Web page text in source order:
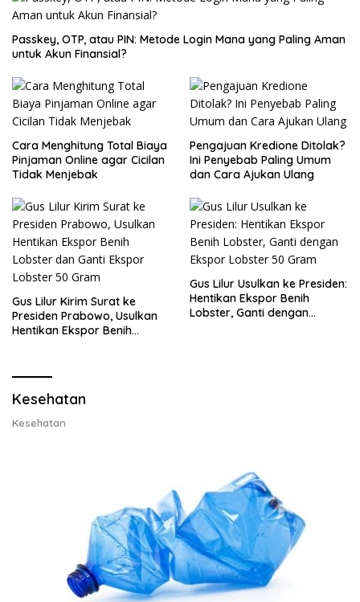
Passkey, OTP, atau PIN: Metode Login Mana yang Paling Aman
untuk Akun Finansial?
Cara Menghitung Total Biaya
Pinjaman Online agar Cicilan
Tidak Menjebak
Pengajuan Kredione Ditolak?
Ini Penyebab Paling Umum
dan Cara Ajukan Ulang
Gus Lilur Kirim Surat ke
Presiden Prabowo, Usulkan
Hentikan Ekspor Benih
Gus Lilur Usulkan ke Presiden:
Hentikan Ekspor Benih
Lobster, Ganti dengan
Kesehatan
Kesehatan